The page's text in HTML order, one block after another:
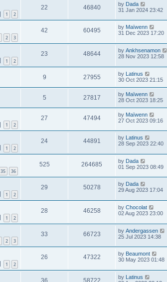
1 2
22 46840 by Dada
31 Jan 2024 23:42
2 3
42 60495 by Maïwenn
31 Dec 2023 17:20
1 2
23 48644 by Ankhsenamon
28 Nov 2023 12:58
9 27955 by Latinus
30 Oct 2023 21:15
5 27817 by Maïwenn
28 Oct 2023 18:25
1 2
27 47494 by Maïwenn
27 Oct 2023 09:16
1 2
24 44891 by
Latinus
28 Sep 2023 22:40
35 36
525 264685 by Dada
01 Sep 2023 08:49
1 2
29 50278 by Dada
29 Aug 2023 17:04
1 2
28 46258 by Chocolat
02 Aug 2023 23:00
2 3
33 66723 by Andergassen
25 Jul 2023 14:38
1 2
26 47322 by Beaumont
30 May 2023 01:48
36 58722 by Latinus